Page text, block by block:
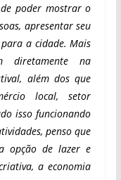
poder mostrar o
apresentar seu
a cidade. Mais
diretamente na
além dos que
local, setor
isso funcionando
penso que
opção de lazer e
a economia